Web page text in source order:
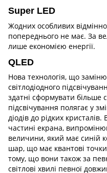
Super LED
Жодних особливих
попереднього не має. За
лише економією енергії.
QLED
Нова технологія, що
світлодіодного
здатні сформувати більше
підсвічування полягає у
діодів до рідких
частині екрана,
величини, який має синій
шар, що має квантові
тому, що вони також за
світлові хвилі певної